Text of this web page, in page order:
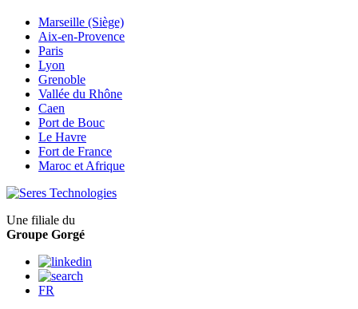
Marseille (Siège)
Aix-en-Provence
Paris
Lyon
Grenoble
Vallée du Rhône
Caen
Port de Bouc
Le Havre
Fort de France
Maroc et Afrique
Une filiale du
Groupe Gorgé
FR